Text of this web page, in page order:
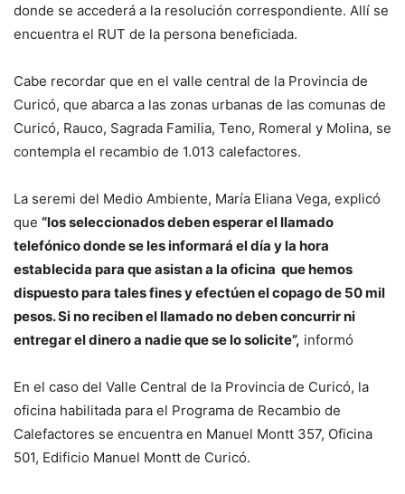
donde se accederá a la resolución correspondiente. Allí se
encuentra el RUT de la persona beneficiada.
Cabe recordar que en el valle central de la Provincia de
Curicó, que abarca a las zonas urbanas de las comunas de
Curicó, Rauco, Sagrada Familia, Teno, Romeral y Molina, se
contempla el recambio de 1.013 calefactores.
La seremi del Medio Ambiente, María Eliana Vega, explicó
que “los seleccionados deben esperar el llamado
telefónico donde se les informará el día y la hora
establecida para que asistan a la oficina que hemos
dispuesto para tales fines y efectúen el copago de 50 mil
pesos. Si no reciben el llamado no deben concurrir ni
entregar el dinero a nadie que se lo solicite”, informó
En el caso del Valle Central de la Provincia de Curicó, la
oficina habilitada para el Programa de Recambio de
Calefactores se encuentra en Manuel Montt 357, Oficina
501, Edificio Manuel Montt de Curicó.